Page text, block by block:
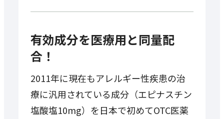
有効成分を医療用と同量配
合！
2011年に現在もアレルギー性疾患の治
療に汎用されている成分（エピナスチン
塩酸塩10mg）を日本で初めてOTC医薬